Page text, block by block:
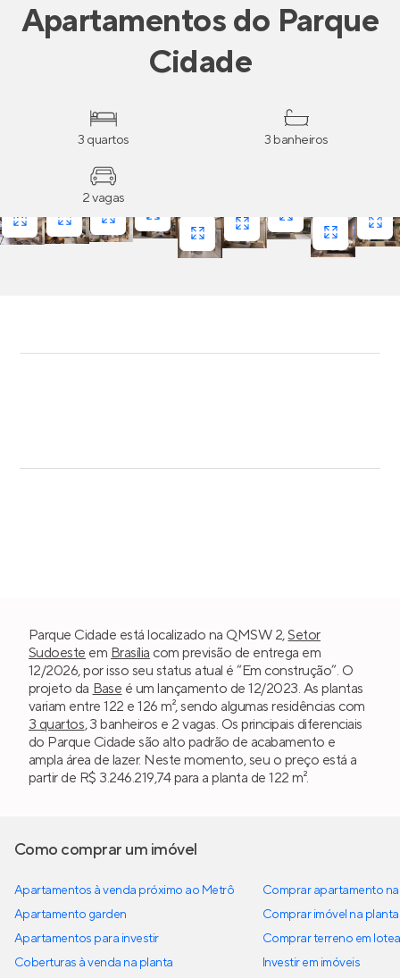
Apartamentosdo Parque
Cidade
3 quartos 3 banheiros
2 vagas
Parque Cidade está localizado na QMSW 2,Setor
Sudoeste em Brasília com previsão de entrega em
12/2026, por isso seu status atual é “Em construção”. O
projeto da Base é um lançamento de 12/2023. As plantas
variam entre 122 e 126 m², sendo algumas residências com
3 quartos, 3 banheiros e 2 vagas. Os principais diferenciais
do Parque Cidade são alto padrão de acabamento e
ampla área de lazer. Neste momento, seu o preço está a
partir de R$ 3.246.219,74 para a planta de 122 m².
Como comprar um imóvel
Apartamentos à venda próximo ao Metrô
Apartamento garden
Apartamentos para investir
Coberturas à venda na planta
Comprar apartamento
Comprar imóvel na planta
Comprar terreno em
Investir em imóveis